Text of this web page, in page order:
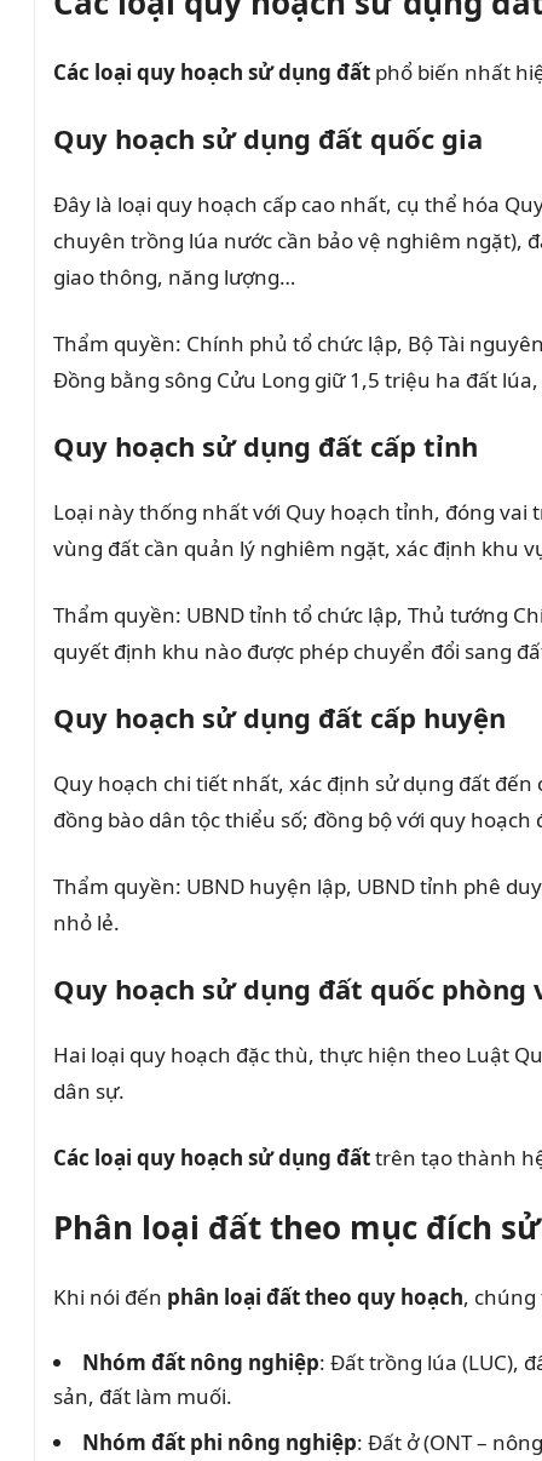
Các loại quy hoạch sử dụng đất phổ biến nhất
Quy hoạch sử dụng đất quốc gia
Đây là loại quy hoạch cấp cao nhất, cụ thể hóa
chuyên trồng lúa nước cần bảo vệ nghiêm ngặt),
giao thông, năng lượng…
Thẩm quyền: Chính phủ tổ chức lập, Bộ Tài
Đồng bằng sông Cửu Long giữ 1,5 triệu ha đất
Quy hoạch sử dụng đất cấp tỉnh
Loại này thống nhất với Quy hoạch tỉnh, đóng vai
vùng đất cần quản lý nghiêm ngặt, xác định khu
Thẩm quyền: UBND tỉnh tổ chức lập, Thủ tướng
quyết định khu nào được phép chuyển đổi sang
Quy hoạch sử dụng đất cấp huyện
Quy hoạch chi tiết nhất, xác định sử dụng đất
đồng bào dân tộc thiểu số; đồng bộ với quy
Thẩm quyền: UBND huyện lập, UBND tỉnh phê
nhỏ lẻ.
Quy hoạch sử dụng đất quốc phòng
Hai loại quy hoạch đặc thù, thực hiện theo Luật
dân sự.
Các loại quy hoạch sử dụng đấttrên tạo thành
Phân loại đất theo mục đích
Khi nói đến phân loại đất theo quy hoạch,
Nhóm đất nông nghiệp: Đất trồng lúa (LUC),
sản, đất làm muối.
Nhóm đất phi nông nghiệp: Đất ở (ONT –